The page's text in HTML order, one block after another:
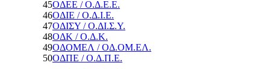
45ΟΔΕΕ / Ο.Δ.Ε.Ε.
46ΟΔΙΕ / Ο.Δ.Ι.Ε.
47ΟΔΙΣΥ / Ο.ΔΙ.Σ.Υ.
48ΟΔΚ / Ο.Δ.Κ.
49ΟΔΟΜΕΛ / ΟΔ.ΟΜ.ΕΛ.
50ΟΔΠΕ / Ο.Δ.Π.Ε.